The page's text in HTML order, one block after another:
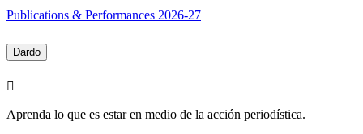
Publications & Performances 2026-27
Dardo
Aprenda lo que es estar en medio de la acción periodística.